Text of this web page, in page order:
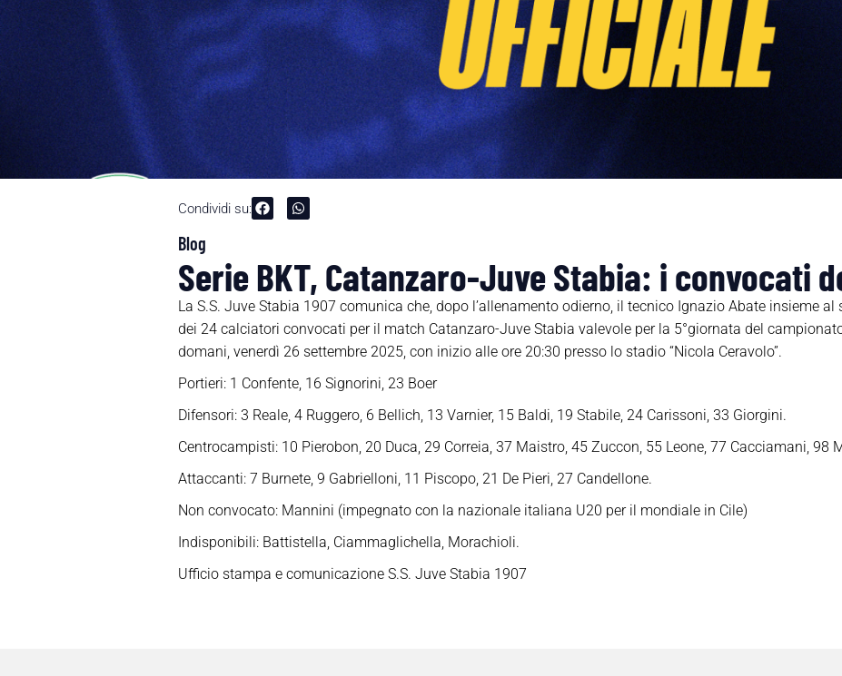
Condividi su:
Blog
Serie BKT, Catanzaro-Juve Stabia: i convocati
La S.S. Juve Stabia 1907 comunica che, dopo l’allenamento odierno, il tecnico Ignazio Abate insieme
dei 24 calciatori convocati per il match Catanzaro-Juve Stabia valevole per la 5°giornata del
domani, venerdì 26 settembre 2025, con inizio alle ore 20:30 presso lo stadio “Nicola Ceravolo”.
Portieri: 1 Confente, 16 Signorini, 23 Boer
Difensori: 3 Reale, 4 Ruggero, 6 Bellich, 13 Varnier, 15 Baldi, 19 Stabile, 24 Carissoni, 33 Giorgini.
Centrocampisti: 10 Pierobon, 20 Duca, 29 Correia, 37 Maistro, 45 Zuccon, 55 Leone, 77 Cacciamani, 98
Attaccanti: 7 Burnete, 9 Gabrielloni, 11 Piscopo, 21 De Pieri, 27 Candellone.
Non convocato: Mannini (impegnato con la nazionale italiana U20 per il mondiale in Cile)
Indisponibili: Battistella, Ciammaglichella, Morachioli.
Ufficio stampa e comunicazione S.S. Juve Stabia 1907